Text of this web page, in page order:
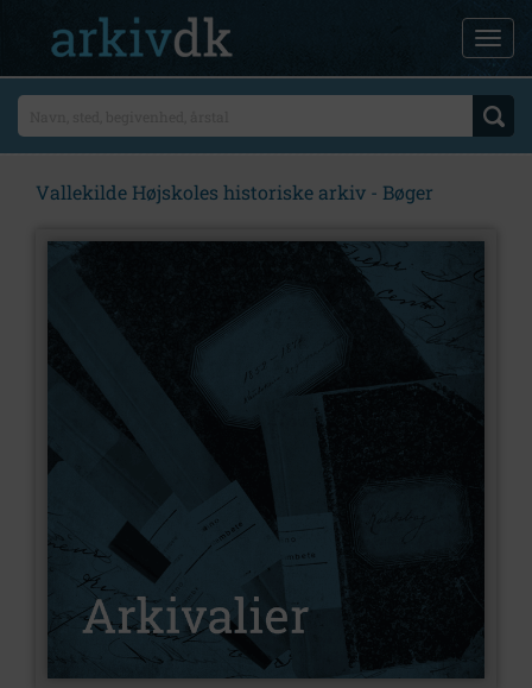
Vallekilde Højskoles historiske arkiv - Bøger